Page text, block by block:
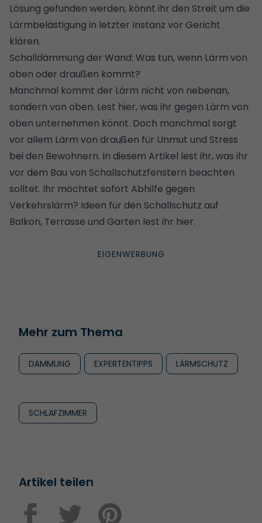
Lösung gefunden werden, könnt ihr den Streit um die
Lärmbelästigung in letzter Instanz vor Gericht
klären.
Schalldämmung der Wand: Was tun, wenn Lärm von
oben oder draußen kommt?
Manchmal kommt der Lärm nicht von nebenan,
sondern von oben. Lest hier, was ihr gegen Lärm von
oben unternehmen könnt. Doch manchmal sorgt
vor allem Lärm von draußen für Unmut und Stress
bei den Bewohnern. In diesem Artikel lest ihr, was ihr
vor dem Bau von Schallschutzfenstern beachten
solltet. Ihr möchtet sofort Abhilfe gegen
Verkehrslärm? Ideen für den Schallschutz auf
Balkon, Terrasse und Garten lest ihr hier.
Mehr zum Thema
DÄMMUNG EXPERTENTIPPS LÄRMSCHUTZ
SCHLAFZIMMER
Artikel teilen